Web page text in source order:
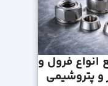
فرول و
و پتروشیمی